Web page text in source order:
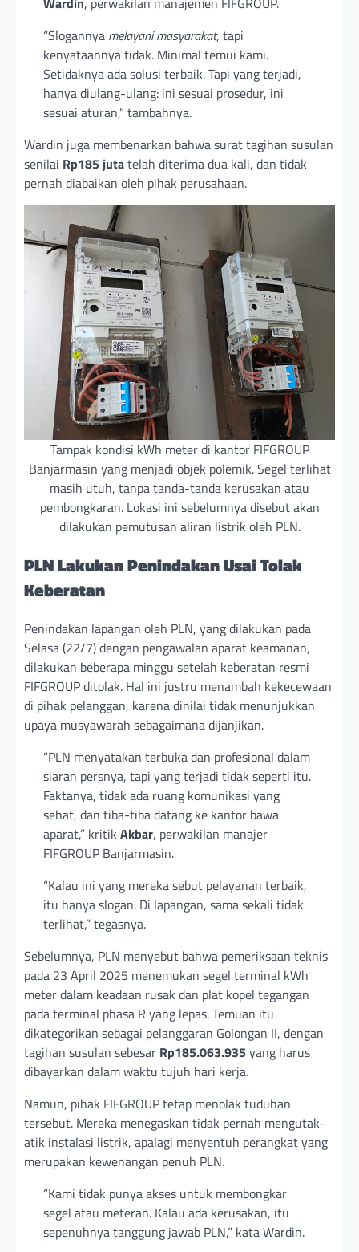
“Slogannya melayani masyarakat, tapi
kenyataannya tidak. Minimal temui kami.
Setidaknya ada solusi terbaik. Tapi yang terjadi,
hanya diulang-ulang: ini sesuai prosedur, ini
sesuai aturan,” tambahnya.
Wardin juga membenarkan bahwa surat tagihan susulan
senilai Rp185 jutatelah diterima dua kali, dan tidak
pernah diabaikan oleh pihak perusahaan.
Tampak kondisi kWh meter di kantor FIFGROUP
Banjarmasin yang menjadi objek polemik. Segel terlihat
masih utuh, tanpa tanda-tanda kerusakan atau
pembongkaran. Lokasi ini sebelumnya disebut akan
dilakukan pemutusan aliran listrik oleh PLN.
PLN Lakukan Penindakan Usai Tolak
Keberatan
Penindakan lapangan oleh PLN, yang dilakukan pada
Selasa (22/7) dengan pengawalan aparat keamanan,
dilakukan beberapa minggu setelah keberatan resmi
FIFGROUP ditolak. Hal ini justru menambah kekecewaan
di pihak pelanggan, karena dinilai tidak menunjukkan
upaya musyawarah sebagaimana dijanjikan.
“PLN menyatakan terbuka dan profesional dalam
siaran persnya, tapi yang terjadi tidak seperti itu.
Faktanya, tidak ada ruang komunikasi yang
sehat, dan tiba-tiba datang ke kantor bawa
aparat,” kritik Akbar, perwakilan manajer
FIFGROUP Banjarmasin.
“Kalau ini yang mereka sebut pelayanan terbaik,
itu hanya slogan. Di lapangan, sama sekali tidak
terlihat,” tegasnya.
Sebelumnya, PLN menyebut bahwa pemeriksaan teknis
pada 23 April 2025 menemukan segel terminal kWh
meter dalam keadaan rusak dan plat kopel tegangan
pada terminal phasa R yang lepas. Temuan itu
dikategorikan sebagai pelanggaran Golongan II, dengan
tagihan susulan sebesar Rp185.063.935 yang harus
dibayarkan dalam waktu tujuh hari kerja.
Namun, pihak FIFGROUP tetap menolak tuduhan
tersebut. Mereka menegaskan tidak pernah mengutak-
atik instalasi listrik, apalagi menyentuh perangkat yang
merupakan kewenangan penuh PLN.
“Kami tidak punya akses untuk membongkar
segel atau meteran. Kalau ada kerusakan, itu
sepenuhnya tanggung jawab PLN,” kata Wardin.